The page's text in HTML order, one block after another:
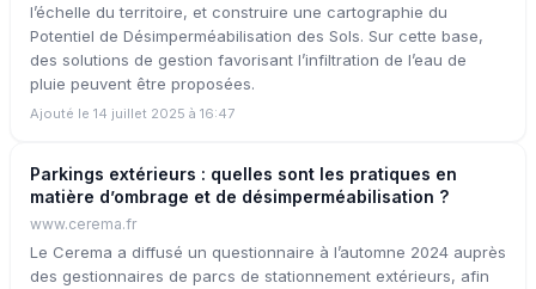
l’échelle du territoire, et construire une cartographie du
Potentiel de Désimperméabilisation des Sols. Sur cette base,
des solutions de gestion favorisant l’infiltration de l’eau de
pluie peuvent être proposées.
Ajouté le 14 juillet 2025 à 16:47
Parkings extérieurs : quelles sont les pratiques en
matière d’ombrage et de désimperméabilisation ?
www.cerema.fr
Le Cerema a diffusé un questionnaire à l’automne 2024 auprès
des gestionnaires de parcs de stationnement extérieurs, afin